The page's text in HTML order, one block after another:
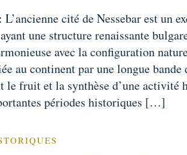
: L’ancienne cité de Nessebar est un
une structure renaissante
avec la configuration
au continent par une longue
le fruit et la synthèse d’une activité
périodes historiques […]